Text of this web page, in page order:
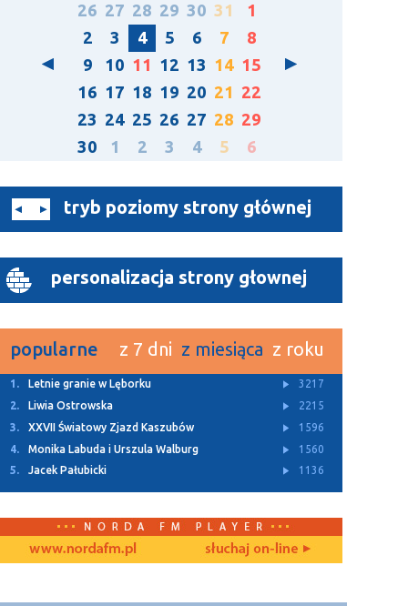
26 27 28 29 30 31
1
2
3 4 5 6 7
8
9
10 11 12 13 14 15
16 17 18 19 20 21 22
23 24 25 26 27 28 29
30
1 2 3 4 5 6
tryb poziomy strony głównej
personalizacja strony głownej
popularne z 7 dni z miesiąca z roku
1. Letnie granie w Lęborku
3217
2.
Liwia Ostrowska
2215
3.
XXVII Światowy Zjazd Kaszubów
1596
4.
Monika Labuda i Urszula Walburg
1560
5.
Jacek Pałubicki 1136